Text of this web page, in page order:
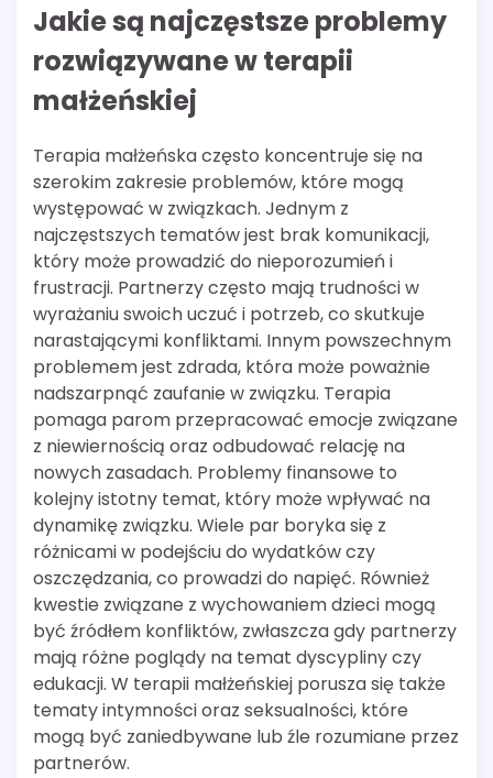
Jakie są najczęstsze problemy
rozwiązywane w terapii
małżeńskiej
Terapia małżeńska często koncentruje się na
szerokim zakresie problemów, które mogą
występować w związkach. Jednym z
najczęstszych tematów jest brak komunikacji,
który może prowadzić do nieporozumień i
frustracji. Partnerzy często mają trudności w
wyrażaniu swoich uczuć i potrzeb, co skutkuje
narastającymi konfliktami. Innym powszechnym
problemem jest zdrada, która może poważnie
nadszarpnąć zaufanie w związku. Terapia
pomaga parom przepracować emocje związane
z niewiernością oraz odbudować relację na
nowych zasadach. Problemy finansowe to
kolejny istotny temat, który może wpływać na
dynamikę związku. Wiele par boryka się z
różnicami w podejściu do wydatków czy
oszczędzania, co prowadzi do napięć. Również
kwestie związane z wychowaniem dzieci mogą
być źródłem konfliktów, zwłaszcza gdy partnerzy
mają różne poglądy na temat dyscypliny czy
edukacji. W terapii małżeńskiej porusza się także
tematy intymności oraz seksualności, które
mogą być zaniedbywane lub źle rozumiane przez
partnerów.